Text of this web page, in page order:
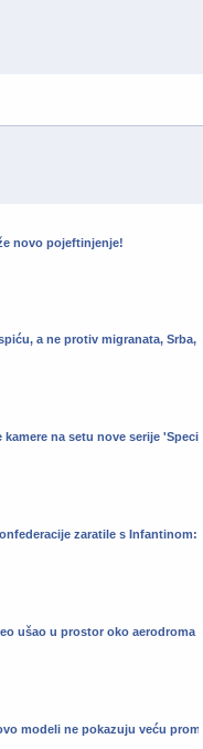
novo pojeftinjenje!
a ne protiv migranata, Srba,
na setu nove serije
zaratile s Infantinom:
ušao u prostor oko aerodroma
modeli ne pokazuju veću